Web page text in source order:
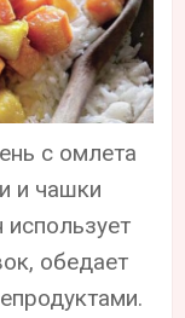
с омлета
и чашки
использует
обедает